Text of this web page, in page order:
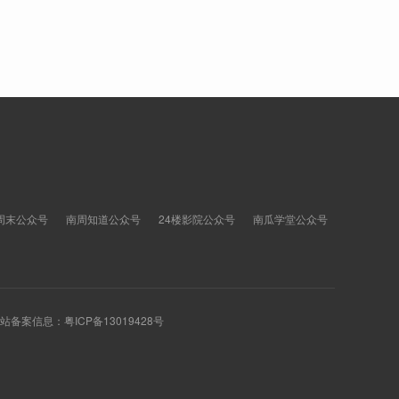
末公众号 南周知道公众号 24楼影院公众号 南瓜学堂公众号
备案信息： 粤ICP备13019428号